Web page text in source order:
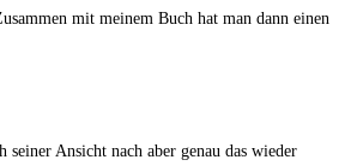
mit meinem Buch hat man dann einen
Ansicht nach aber genau das wieder